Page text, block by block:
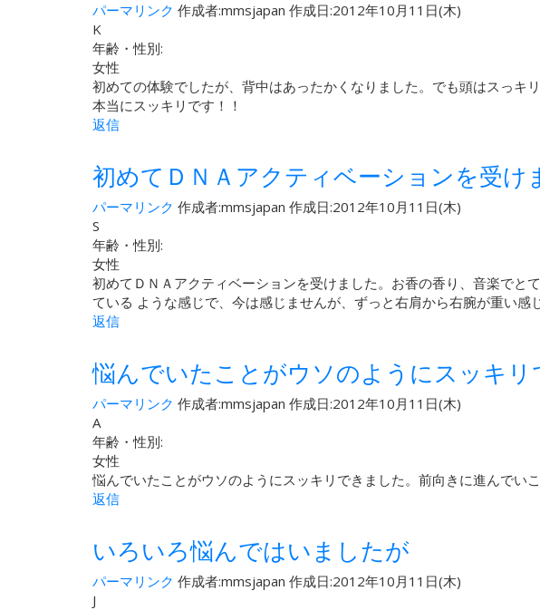
パーマリンク 作成者:mmsjapan 作成日:2012年10月11日(木)
K
年齢・性別:
女性
初めての体験でしたが、背中はあったかくなりました。でも頭はスっキ
本当にスッキリです！！
返信
初めてＤＮＡアクティベーションを受け
パーマリンク 作成者:mmsjapan 作成日:2012年10月11日(木)
S
年齢・性別:
女性
初めてＤＮＡアクティベーションを受けました。お香の香り、音楽で
ている ような感じで、今は感じませんが、ずっと右肩から右腕が重い感
返信
悩んでいたことがウソのようにスッキリ
パーマリンク 作成者:mmsjapan 作成日:2012年10月11日(木)
A
年齢・性別:
女性
悩んでいたことがウソのようにスッキリできました。前向きに進んでいこ
返信
いろいろ悩んではいましたが
パーマリンク 作成者:mmsjapan 作成日:2012年10月11日(木)
J